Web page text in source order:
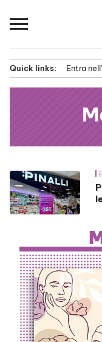
al
principale
Quick links: Entra
News